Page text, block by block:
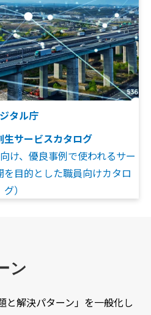
タル庁
生サービスカタログ
け、優良事例で使われるサー
目的とした職員向けカタロ
グ）
ン
と解決パターン」を一般化し